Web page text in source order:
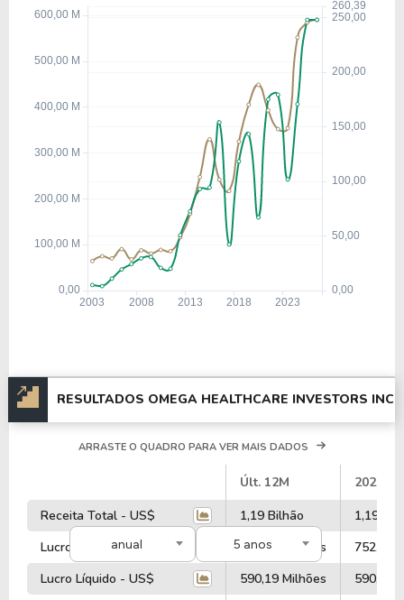
RESULTADOS OMEGA HEALTHCARE INVESTORS INC
anual 5 anos
ARRASTE O QUADRO PARA VER MAIS DADOS
Últ. 12M
2025
Receita Total - US$
1,19 Bilhão
1,19
Lucro Operacional - US$
752,95 Milhões
752,95
Lucro Líquido - US$
590,19 Milhões
590,19